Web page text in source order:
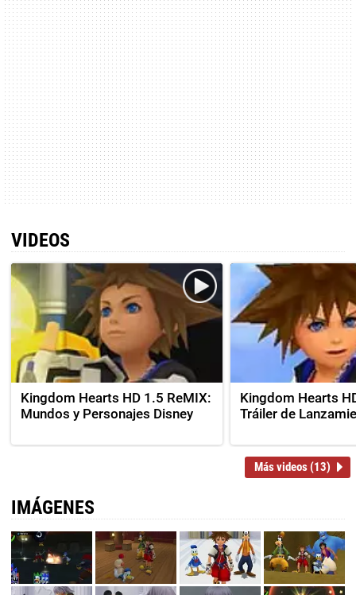
VIDEOS
Kingdom Hearts HD 1.5 ReMIX:
Mundos y Personajes Disney
Kingdom Hearts
Tráiler de
Más videos (13)
IMÁGENES